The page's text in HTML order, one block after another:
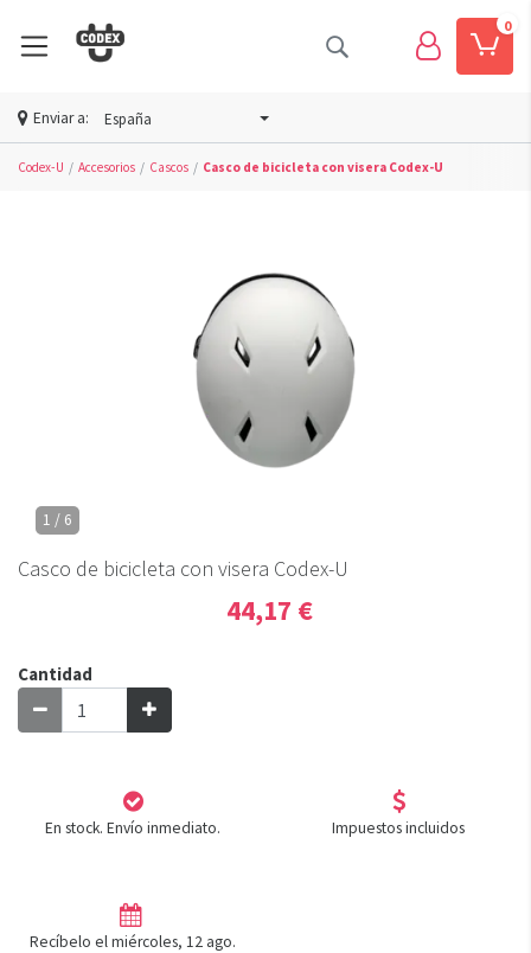
0
Enviar a: España
Codex-U Accesorios Cascos Casco de bicicleta con visera Codex-U
1 / 6
Casco de bicicleta con visera Codex-U
44,17 €
Cantidad
En stock. Envío inmediato. Impuestos incluidos
Recíbelo el miércoles, 12 ago.